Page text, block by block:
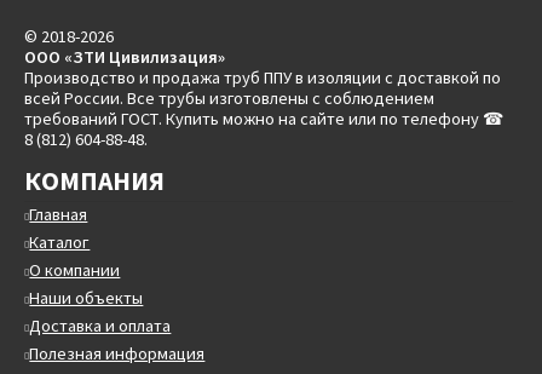
© 2018-2026
ООО «ЗТИ Цивилизация»
Производство и продажа труб ППУ в изоляции с доставкой по
всей России. Все трубы изготовлены с соблюдением
требований ГОСТ. Купить можно на сайте или по телефону ☎
8 (812) 604-88-48.
КОМПАНИЯ
Главная
Каталог
О компании
Наши объекты
Доставка и оплата
Полезная информация